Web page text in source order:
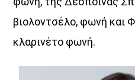
βιολοντσέλο, φωνή
κλαρινέτο φωνή.